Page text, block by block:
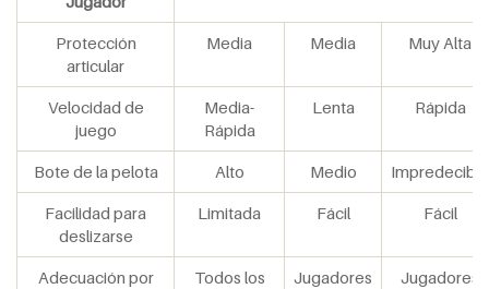
Protección
articular
Media Media Muy Alta
Velocidad de
juego
Media-
Rápida
Lenta Rápida
Bote de la pelota Alto Medio Impredecible
Facilidad para
deslizarse
Limitada Fácil Fácil
Adecuación por
Todos los
Jugadores
Jugadores